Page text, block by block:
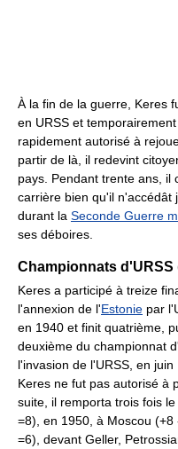
À la fin de la guerre, Keres
en URSS et
rapidement autorisé à
partir de là, il redevint
pays. Pendant trente ans, il
carrière bien qu'il n'accédât
durant la Seconde Guerre
ses déboires.
Championnats d'URSS
Keres a participé à treize
l'annexion de l'Estonie par
en 1940 et finit quatrième,
deuxième du championnat
l'invasion de l'URSS, en
Keres ne fut pas autorisé à
suite, il remporta trois fois
=8), en 1950, à Moscou
=6), devant Geller,